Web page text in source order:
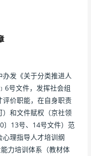
发《关于分类推进人
号文件，发挥社会组
价职能，在自身职责
）和文件赋权（京社领
〕13号、14号文件）范
理指导人才培训纲
力培训体系（教材体